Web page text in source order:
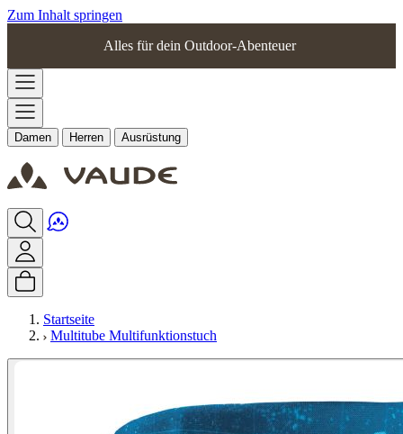
Zum Inhalt springen
Alles für dein Outdoor-Abenteuer
Damen Herren Ausrüstung
Startseite
Multitube Multifunktionstuch